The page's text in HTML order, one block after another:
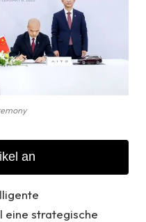
eine strategische